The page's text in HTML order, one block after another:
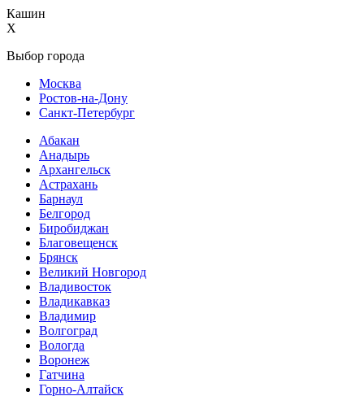
Кашин
X
Выбор города
Москва
Ростов-на-Дону
Санкт-Петербург
Абакан
Анадырь
Архангельск
Астрахань
Барнаул
Белгород
Биробиджан
Благовещенск
Брянск
Великий Новгород
Владивосток
Владикавказ
Владимир
Волгоград
Вологда
Воронеж
Гатчина
Горно-Алтайск